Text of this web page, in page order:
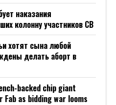
наказания
колонну участников СВ
хотят сына любой
делать аборт в
backed chip giant
as bidding war looms